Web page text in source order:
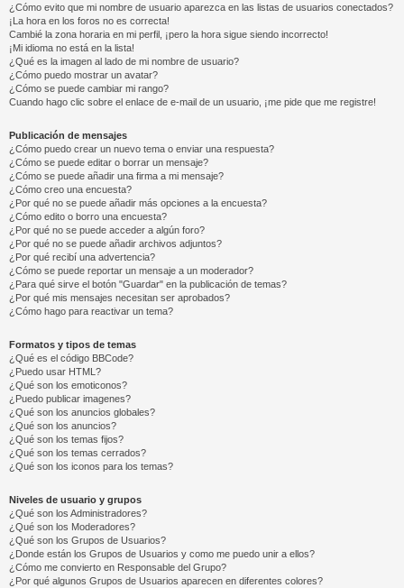
¿Cómo evito que mi nombre de usuario aparezca en las listas de usuarios conectados?
¡La hora en los foros no es correcta!
Cambié la zona horaria en mi perfil, ¡pero la hora sigue siendo incorrecto!
¡Mi idioma no está en la lista!
¿Qué es la imagen al lado de mi nombre de usuario?
¿Cómo puedo mostrar un avatar?
¿Cómo se puede cambiar mi rango?
Cuando hago clic sobre el enlace de e-mail de un usuario, ¡me pide que me registre!
Publicación de mensajes
¿Cómo puedo crear un nuevo tema o enviar una respuesta?
¿Cómo se puede editar o borrar un mensaje?
¿Cómo se puede añadir una firma a mi mensaje?
¿Cómo creo una encuesta?
¿Por qué no se puede añadir más opciones a la encuesta?
¿Cómo edito o borro una encuesta?
¿Por qué no se puede acceder a algún foro?
¿Por qué no se puede añadir archivos adjuntos?
¿Por qué recibí una advertencia?
¿Cómo se puede reportar un mensaje a un moderador?
¿Para qué sirve el botón "Guardar" en la publicación de temas?
¿Por qué mis mensajes necesitan ser aprobados?
¿Cómo hago para reactivar un tema?
Formatos y tipos de temas
¿Qué es el código BBCode?
¿Puedo usar HTML?
¿Qué son los emoticonos?
¿Puedo publicar imagenes?
¿Qué son los anuncios globales?
¿Qué son los anuncios?
¿Qué son los temas fijos?
¿Qué son los temas cerrados?
¿Qué son los iconos para los temas?
Niveles de usuario y grupos
¿Qué son los Administradores?
¿Qué son los Moderadores?
¿Qué son los Grupos de Usuarios?
¿Donde están los Grupos de Usuarios y como me puedo unir a ellos?
¿Cómo me convierto en Responsable del Grupo?
¿Por qué algunos Grupos de Usuarios aparecen en diferentes colores?